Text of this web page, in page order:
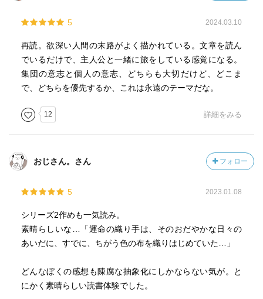
5 2024.03.10
再読。欲深い人間の末路がよく描かれている。文章を読ん
でいるだけで、主人公と一緒に旅をしている感覚になる。
集団の意志と個人の意志、どちらも大切だけど、どこま
で、どちらを優先するか、これは永遠のテーマだな。
12 詳細をみる
おじさん。さん フォロー
5 2023.01.08
シリーズ2作めも一気読み。
素晴らしいな…「運命の織り手は、そのおだやかな日々の
あいだに、すでに、ちがう色の布を織りはじめていた…」
どんなぼくの感想も陳腐な抽象化にしかならない気が。と
にかく素晴らしい読書体験でした。